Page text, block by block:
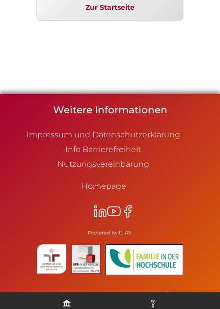
Zur Startseite
Weitere Informationen
Impressum und Datenschutzerklärung
Info Barrierefreiheit
Nutzungsvereinbarung
Homepage
Powered by ILIAS